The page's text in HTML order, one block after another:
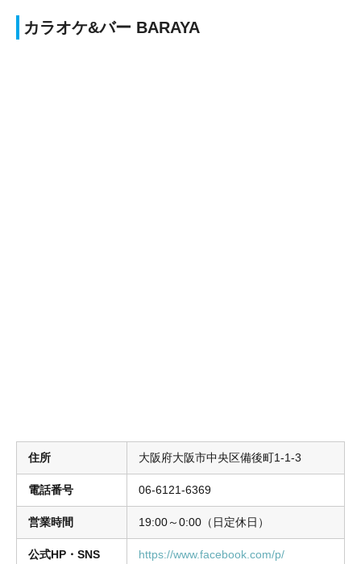
カラオケ&バー BARAYA
住所 大阪府大阪市中央区備後町1-1-3
電話番号 06-6121-6369
営業時間 19:00～0:00（日定休日）
公式HP・SNS https://www.facebook.com/p/